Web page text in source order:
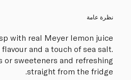
نظرة عامة
with real Meyer lemon juice
and a touch of sea salt.
or sweeteners and refreshing
straight from the fridge.